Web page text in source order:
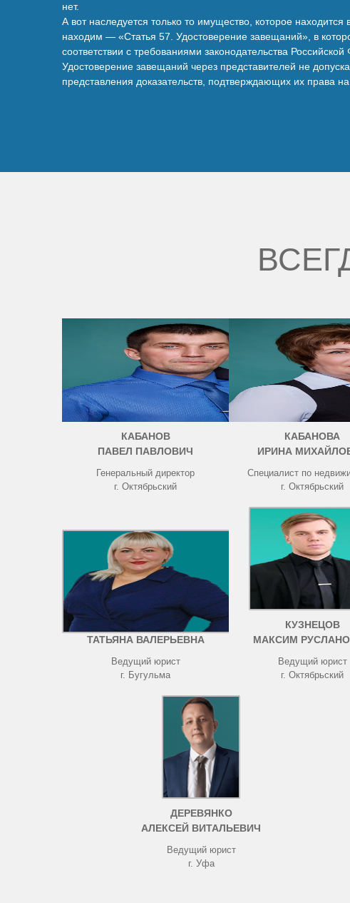
нет.
А вот наследуется только то имущество, которое
находим — «Статья 57. Удостоверение завещаний», в
соответствии с требованиями законодательства
Удостоверение завещаний через представителей не
представления доказательств, подтверждающих их права
КАБАНОВ
ПАВЕЛ ПАВЛОВИЧ
Генеральный директор
г. Октябрьский
КАБАНОВА
ИРИНА
Специалист по
г. Октябрьский
ЧИСТОВА
ТАТЬЯНА ВАЛЕРЬЕВНА
Ведущий юрист
г. Бугульма
КУЗНЕЦОВ
МАКСИМ
Ведущий юрист
г. Октябрьский
ДЕРЕВЯНКО
АЛЕКСЕЙ ВИТАЛЬЕВИЧ
Ведущий юрист
г. Уфа